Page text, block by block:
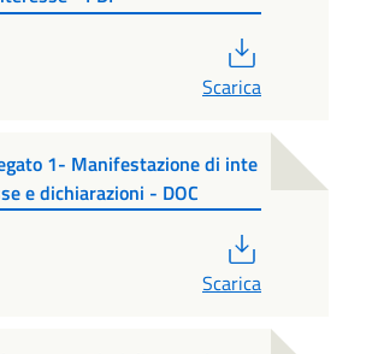
Scarica
1- Manifestazione di inte
e dichiarazioni - DOC
Scarica